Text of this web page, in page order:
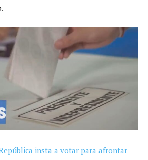
insta a votar para afrontar